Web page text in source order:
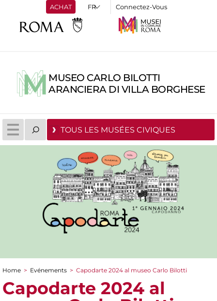
ACHAT Connectez-Vous
MUSEO CARLO BILOTTI
ARANCIERA DI VILLA BORGHESE
TOUS LES MUSÉES CIVIQUES
You are here
Home > Evénements > Capodarte 2024 al museo Carlo Bilotti
Capodarte 2024 al